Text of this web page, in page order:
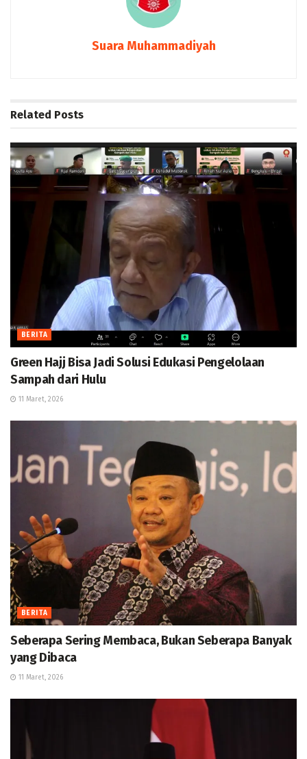
Suara Muhammadiyah
Related Posts
BERITA
Green Hajj Bisa Jadi Solusi Edukasi Pengelolaan
Sampah dari Hulu
11 Maret, 2026
BERITA
Seberapa Sering Membaca, Bukan Seberapa Banyak
yang Dibaca
11 Maret, 2026